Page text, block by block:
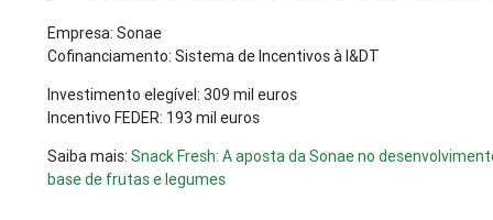
Empresa: Sonae
Cofinanciamento: Sistema de Incentivos à I&DT
Investimento elegível: 309 mil euros
Incentivo FEDER: 193 mil euros
Saiba mais:Snack Fresh: A aposta da Sonae no
base de frutas e legumes